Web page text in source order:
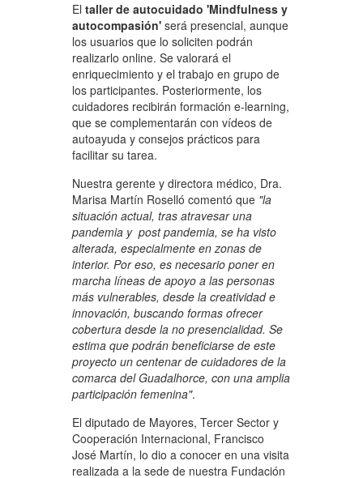
El taller de autocuidado 'Mindfulness y
autocompasión' será presencial, aunque
los usuarios que lo soliciten podrán
realizarlo online. Se valorará el
enriquecimiento y el trabajo en grupo de
los participantes. Posteriormente, los
cuidadores recibirán formación e-learning,
que se complementarán con vídeos de
autoayuda y consejos prácticos para
facilitar su tarea.
Nuestra gerente y directora médico, Dra.
Marisa Martín Roselló comentó que "la
situación actual, tras atravesar una
pandemia y post pandemia, se ha visto
alterada, especialmente en zonas de
interior. Por eso, es necesario poner en
marcha líneas de apoyo a las personas
más vulnerables, desde la creatividad e
innovación, buscando formas ofrecer
cobertura desde la no presencialidad. Se
estima que podrán beneficiarse de este
proyecto un centenar de cuidadores de la
comarca del Guadalhorce, con una amplia
participación femenina".
El diputado de Mayores, Tercer Sector y
Cooperación Internacional, Francisco
José Martín, lo dio a conocer en una visita
realizada a la sede de nuestra Fundación